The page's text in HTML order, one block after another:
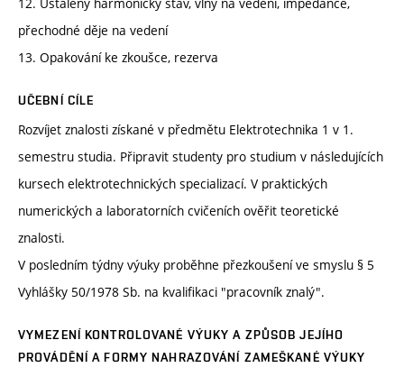
přechodné děje na vedení
13. Opakování ke zkoušce, rezerva
UČEBNÍ CÍLE
Rozvíjet znalosti získané v předmětu Elektrotechnika 1 v 1.
semestru studia. Připravit studenty pro studium v následujících
kursech elektrotechnických specializací. V praktických
numerických a laboratorních cvičeních ověřit teoretické
znalosti.
V posledním týdny výuky proběhne přezkoušení ve smyslu § 5
Vyhlášky 50/1978 Sb. na kvalifikaci "pracovník znalý".
VYMEZENÍ KONTROLOVANÉ VÝUKY A ZPŮSOB JEJÍHO
PROVÁDĚNÍ A FORMY NAHRAZOVÁNÍ ZAMEŠKANÉ VÝUKY